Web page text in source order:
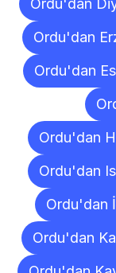
Ordu'dan
Ordu'dan
Ordu'dan
Ordu'dan
Ordu'dan
Ordu'dan
Ordu'dan